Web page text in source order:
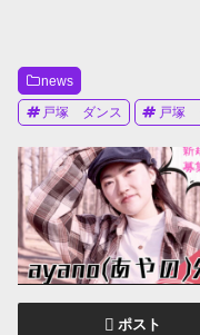
news
戸塚 ダンス 戸塚
ポスト